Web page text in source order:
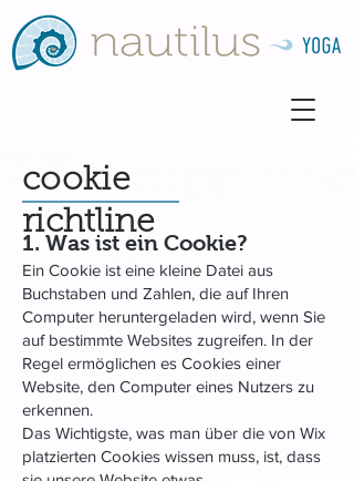
cookie
richtline
1. Was ist ein Cookie?
Ein Cookie ist eine kleine Datei aus
Buchstaben und Zahlen, die auf Ihren
Computer heruntergeladen wird, wenn Sie
auf bestimmte Websites zugreifen. In der
Regel ermöglichen es Cookies einer
Website, den Computer eines Nutzers zu
erkennen.
Das Wichtigste, was man über die von Wix
platzierten Cookies wissen muss, ist, dass